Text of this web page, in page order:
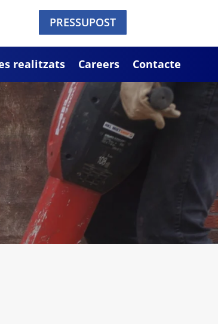
PRESSUPOST
realitzats Careers Contacte